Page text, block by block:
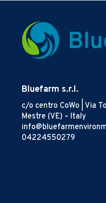
Bluefarm s.r.l.
c/o centro CoWo | Via
Mestre (VE) – Italy
04224550279